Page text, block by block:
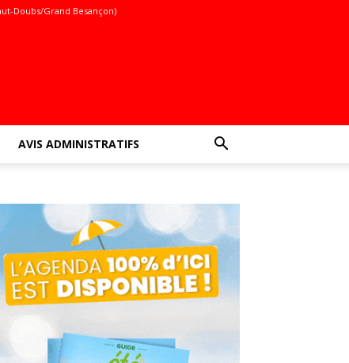
Doubs/Grand Besançon)
AVIS ADMINISTRATIFS